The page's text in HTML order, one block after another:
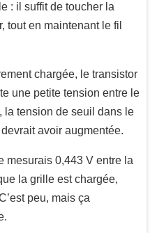
: il suffit de toucher la
tout en maintenant le fil
chargée, le transistor
une petite tension entre le
la tension de seuil dans le
avoir augmentée.
mesurais 0,443 V entre la
la grille est chargée,
peu, mais ça